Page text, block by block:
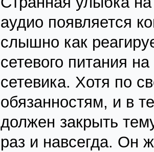
аудио появляется
слышно как
сетевого питания
сетевика. Хотя по
обязанностям, и в
должен закрыть
раз и навсегда. Он